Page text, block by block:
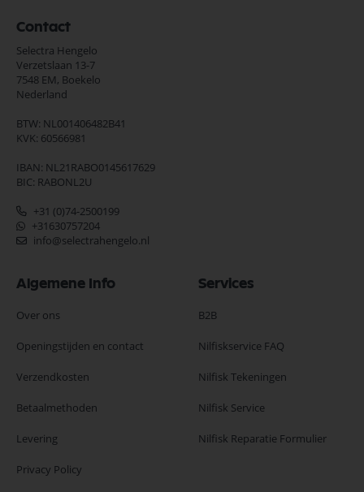
Contact
Selectra Hengelo
Verzetslaan 13-7
7548 EM, Boekelo
Nederland
BTW: NL001406482B41
KVK: 60566981
IBAN: NL21RABO0145617629
BIC: RABONL2U
+31 (0)74-2500199
+31630757204
info@selectrahengelo.nl
Algemene Info
Over ons
Openingstijden en contact
Verzendkosten
Betaalmethoden
Levering
Privacy Policy
Services
B2B
Nilfiskservice FAQ
Nilfisk Tekeningen
Nilfisk Service
Nilfisk Reparatie Formulier